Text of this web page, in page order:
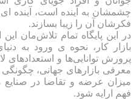
چشمشان به آینده است، آینده
فکرشان آن را زیبا بسازند.
در این پایگاه تمام تلاش‌مان
بازار کار، نحوه ی ورود به
پرورش توانایی‌ها و استعدادهای
معرفی بازارهای جهانی،
میزان عرضه و تقاضا در
فهم ارایه شود.